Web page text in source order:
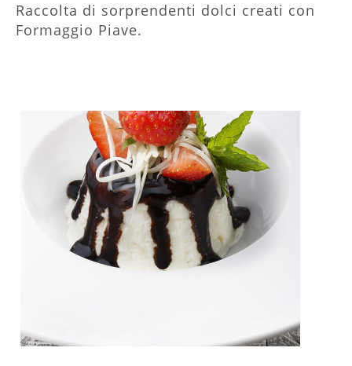
Raccolta di sorprendenti dolci creati con
Formaggio Piave.